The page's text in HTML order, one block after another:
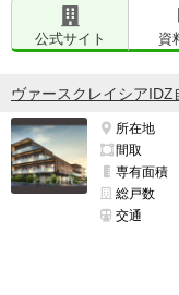
公式サイト 資
ヴァースクレイシアIDZ
所在地
間取
専有面積
総戸数
交通